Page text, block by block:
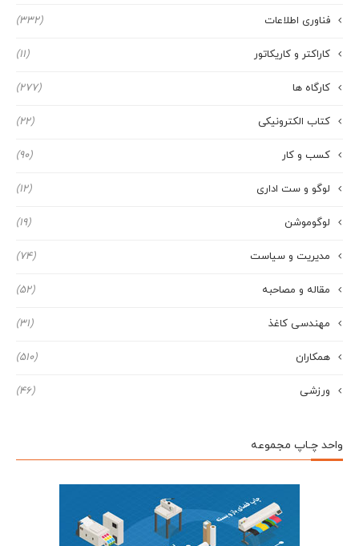
فناوری اطلاعات (332)
کاراکتر و کاریکاتور (11)
کارگاه ها (277)
کتاب الکترونیکی (22)
کسب و کار (90)
لوگو و ست اداری (12)
لوگوموشن (19)
مدیریت و سیاست (74)
مقاله و مصاحبه (52)
مهندسی کاغذ (31)
همکاران (510)
ورزشی (46)
واحد چـاپ مجموعه